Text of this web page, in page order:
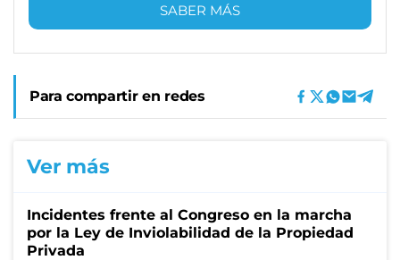
SABER MÁS
Para compartir en redes
Ver más
Incidentes frente al Congreso en la marcha
por la Ley de Inviolabilidad de la Propiedad
Privada